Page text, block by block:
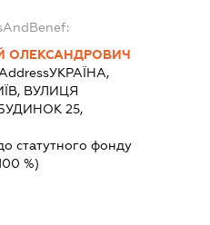
ОЛЕКСАНДРОВИЧ
УКРАЇНА,
ВУЛИЦЯ
25,
статутного фонду
%)